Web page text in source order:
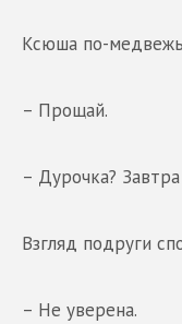
Ксюша по-
– Прощай.
– Дурочка?
Взгляд подруги
– Не уверена.